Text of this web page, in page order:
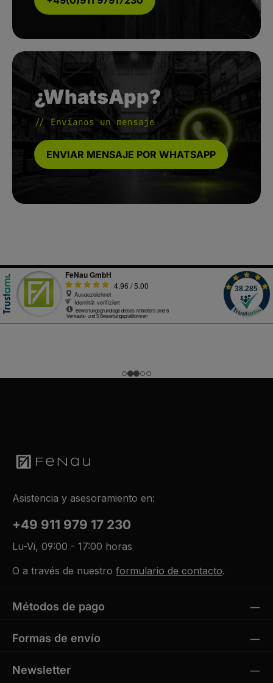
¿WhatsApp?
// Envíanos un mensaje
ENVIAR MENSAJE POR WHATSAPP
Asistencia y asesoramiento en:
+49 911 979 17 230
Lu-Vi, 09:00 - 17:00 horas
O a través de nuestro formulario de contacto.
Métodos de pago
Formas de envío
Newsletter